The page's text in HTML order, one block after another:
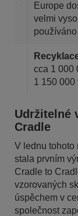
Europe
velmi
cca 1 000
1 150 000
Udržitelné
Cradle
V lednu tohoto
stala prvním
Cradle to
vzorovaných
úspěchem v
společnost